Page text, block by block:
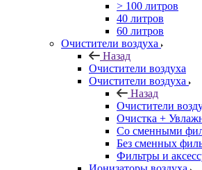
> 100 литров
40 литров
60 литров
Очистители воздуха
Назад
Очистители воздуха
Очистители воздуха
Назад
Очистители
Очистка +
Cо сменными
Без сменных
Фильтры и